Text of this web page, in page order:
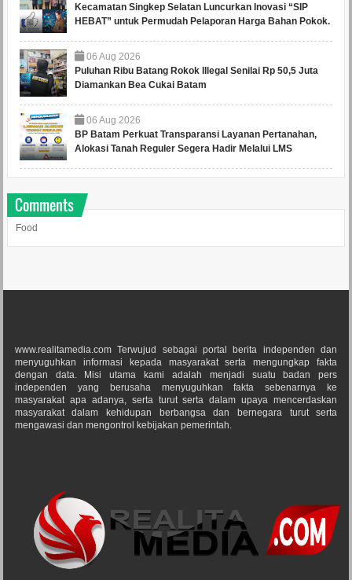
Kecamatan Singkep Selatan Luncurkan Inovasi “SIP
HEBAT” untuk Permudah Pelaporan Harga Bahan Pokok.
06 Aug 2026
Puluhan Ribu Batang Rokok Illegal Senilai Rp 50,5 Juta
Diamankan Bea Cukai Batam
06 Aug 2026
BP Batam Perkuat Transparansi Layanan Pertanahan,
Alokasi Tanah Reguler Segera Hadir Melalui LMS
Comments
Food
www.realitamedia.com Terwujud sebagai portal berita independen dan
menyuguhkan informasi kepada masyarakat serta mengungkap fakta
dengan data. Misi utama kami adalah menjadi suatu badan pers
independen yang berusaha menyuguhkan fakta sebenarnya ke
masyarakat apa adanya, serta turut serta dalam upaya mencerdaskan
masyarakat dalam kehidupan berbangsa dan bernegara turut serta
mengawasi dan mengontrol kebijakan pemerintah.